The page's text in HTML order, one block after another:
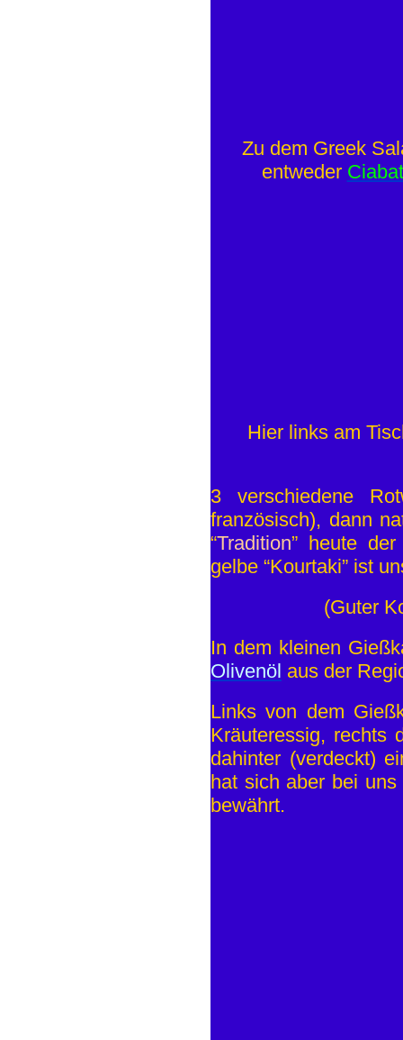
Zu dem Greek
entweder
Hier links am
3 verschiedene
französisch), dann
“Tradition” heute
gelbe “Kourtaki” ist
(Guter
In dem kleinen
Olivenöl aus der
Links von dem
Kräuteressig, rechts
dahinter (verdeckt)
hat sich aber bei
bewährt.